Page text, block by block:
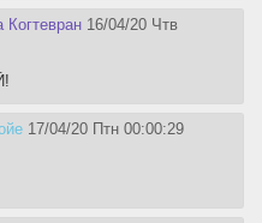
16/04/20 Чтв
17/04/20 Птн 00:00:29